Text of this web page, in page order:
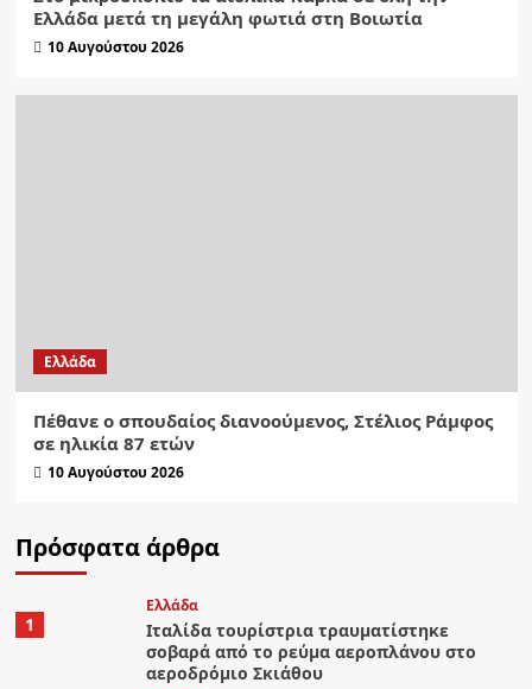
Ελλάδα μετά τη μεγάλη φωτιά στη Βοιωτία
10 Αυγούστου 2026
Ελλάδα
Πέθανε ο σπουδαίος διανοούμενος, Στέλιος Ράμφος
σε ηλικία 87 ετών
10 Αυγούστου 2026
Πρόσφατα άρθρα
1
Ελλάδα
Ιταλίδα τουρίστρια τραυματίστηκε
σοβαρά από το ρεύμα αεροπλάνου στο
αεροδρόμιο Σκιάθου